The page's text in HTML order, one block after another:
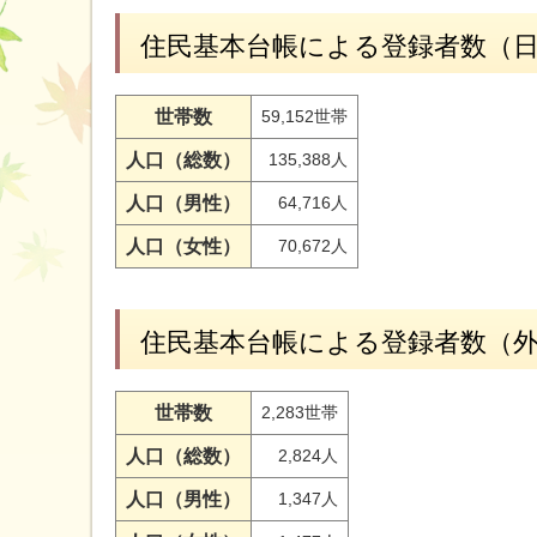
住民基本台帳による登録者数（日
世帯数 59,152世帯
人口（総数） 135,388人
人口（男性） 64,716人
人口（女性） 70,672人
住民基本台帳による登録者数（外
世帯数 2,283世帯
人口（総数） 2,824人
人口（男性） 1,347人